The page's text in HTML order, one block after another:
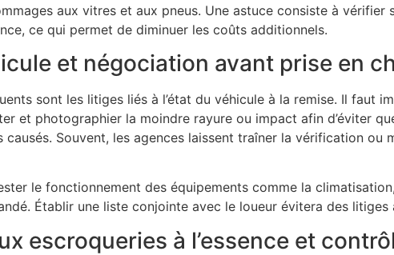
aux vitres et aux pneus. Une astuce consiste à
ce qui permet de diminuer les coûts additionnels.
et négociation avant prise en
sont les litiges liés à l’état du véhicule à la remise. Il faut
et photographier la moindre rayure ou impact afin d’éviter
causés. Souvent, les agences laissent traîner la vérification ou
le fonctionnement des équipements comme la
Établir une liste conjointe avec le loueur évitera des litiges
escroqueries à l’essence et